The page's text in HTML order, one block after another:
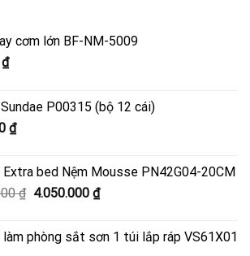
cơm lớn BF-NM-5009
₫
P00315 (bộ 12 cái)
₫
Extra bed Nệm Mousse PN42G04-20CM
₫ Giá
4.500.000 ₫.
4.050.000 ₫Giá
là:
phòng sắt sơn 1 túi lắp ráp VS61X01